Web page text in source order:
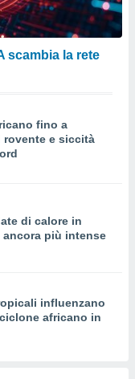
scambia la rete
fino a
rovente e siccità
di calore in
più intense
influenzano
africano in